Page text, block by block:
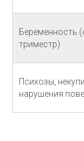
Беременность
триместр)
Психозы,
нарушения